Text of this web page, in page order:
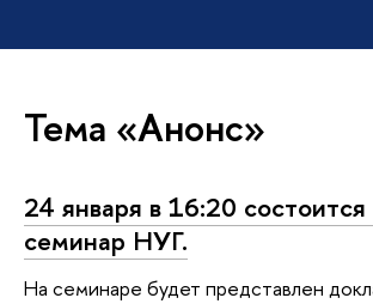
Тема «Анонс»
24 января в 16:20
семинар НУГ.
На семинаре будет представлен